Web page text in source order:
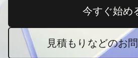
今すぐ始め
新し
見積もりなどのお